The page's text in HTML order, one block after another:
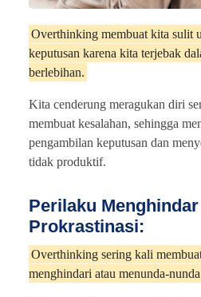
Overthinking membuat kita sulit
keputusan karena kita terjebak
berlebihan.
Kita cenderung meragukan diri
membuat kesalahan, sehingga
pengambilan keputusan dan
tidak produktif.
Perilaku
Prokrastinasi:
Overthinking sering kali
menghindari atau menunda-